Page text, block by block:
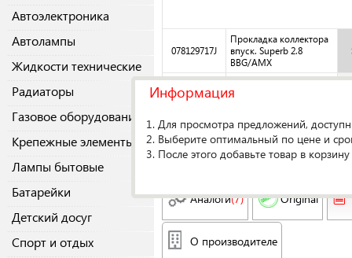
Автоэлектроника
Автолампы
Жидкости технические
Радиаторы
Газовое оборудование
Крепежные элементы
Лампы бытовые
Батарейки
Детский досуг
Спорт и отдых
078129717J
Прокладка коллектора
впуск. Superb 2.8
BBG/AMX
078129717J
Прокладка коллектора
впуск. Superb 2.8
078129717J
Прокладка коллектора
впуск. Superb 2.8
BBG/AMX
Аналоги(7) Original
О производителе
Информация
1. Для просмотра предложений,
2. Выберите оптимальный по цене и
3. После этого добавьте товар в